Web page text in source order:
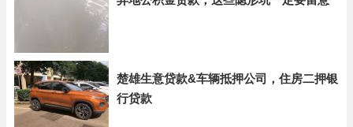
楚雄生意贷款&车辆抵押公司，住房二押银
行贷款